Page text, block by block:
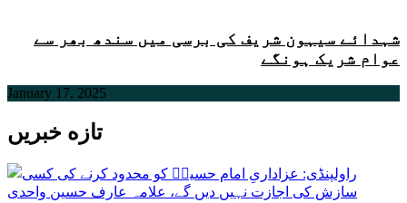
شہدائے سیہون شریف کی برسی میں سندھ بھر سے
عوام شریک ہونگے
January 17, 2025
تازه خبریں